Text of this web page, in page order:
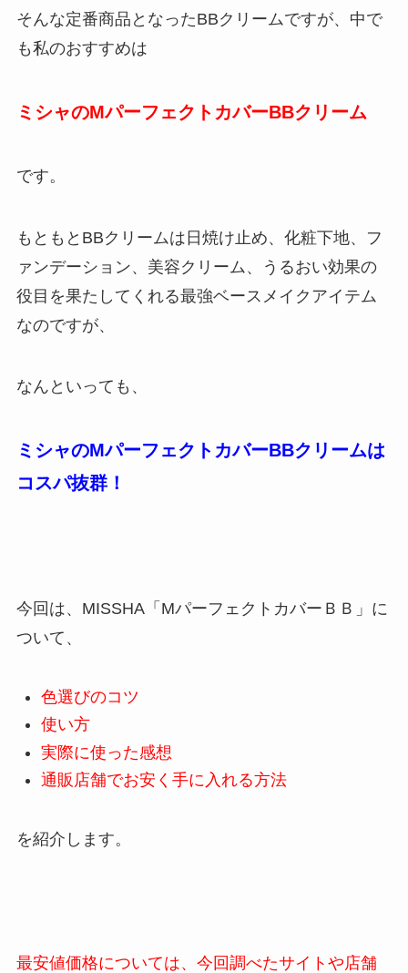
そんな定番商品となったBBクリームですが、中で
も私のおすすめは
ミシャのMパーフェクトカバーBBクリーム
です。
もともとBBクリームは日焼け止め、化粧下地、フ
ァンデーション、美容クリーム、うるおい効果の
役目を果たしてくれる最強ベースメイクアイテム
なのですが、
なんといっても、
ミシャのMパーフェクトカバーBBクリームは
コスパ抜群！
今回は、MISSHA「MパーフェクトカバーＢＢ」 に
ついて、
色選びのコツ
使い方
実際に使った感想
通販店舗でお安く手に入れる方法
を紹介します。
最安値価格については、今回調べたサイトや店舗